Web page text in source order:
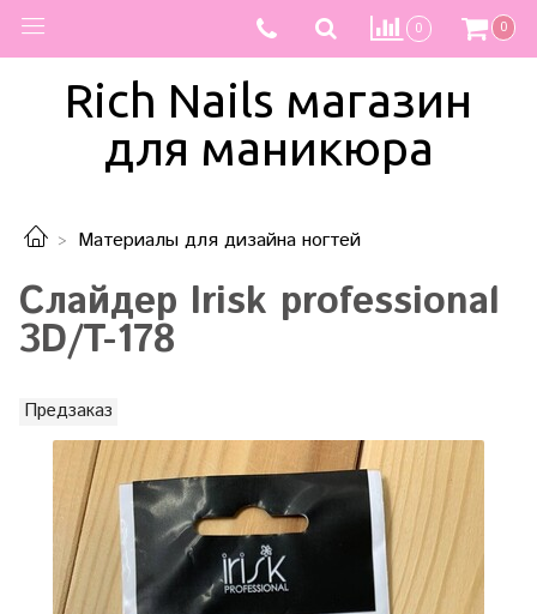
0 0
Rich Nails магазин
для маникюра
Материалы для дизайна ногтей
Слайдер Irisk professional
3D/T-178
Предзаказ